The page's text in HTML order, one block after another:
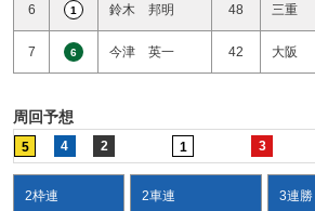
6 1 鈴木 邦明 48 三重
7 6 今津 英一 42 大阪
周回予想
5 4 2 1 3
2枠連 2車連 3連勝